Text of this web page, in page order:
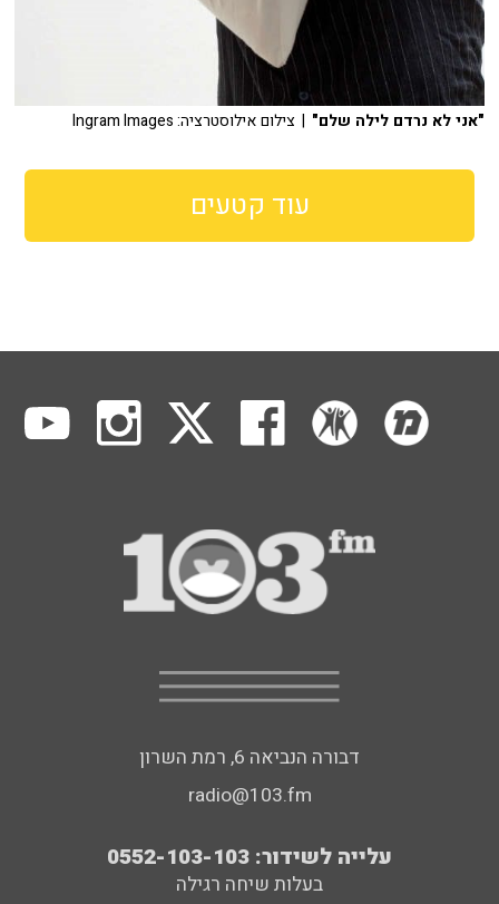
"אני לא נרדם לילה שלם" | צילום אילוסטרציה: Ingram Images
עוד קטעים
דבורה הנביאה 6, רמת השרון
radio@103.fm
עלייה לשידור: 0552-103-103
בעלות שיחה רגילה